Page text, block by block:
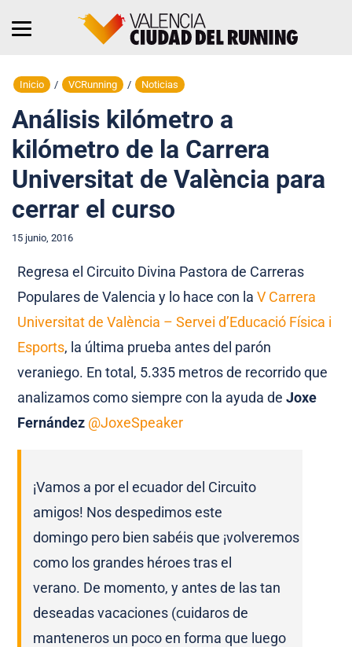
Inicio / VCRunning / Noticias
Análisis kilómetro a
kilómetro de la Carrera
Universitat de València para
cerrar el curso
15 junio, 2016
Regresa el Circuito Divina Pastora de Carreras
Populares de Valencia y lo hace con laV Carrera
Universitat de València – Servei d’Educació Física i
Esports, la última prueba antes del parón
veraniego. En total, 5.335 metros de recorrido que
analizamos como siempre con la ayuda deJoxe
Fernández @JoxeSpeaker
¡Vamos a por el ecuador del Circuito
amigos! Nos despedimos este
domingo pero bien sabéis que ¡volveremos
como los grandes héroes tras el
verano. De momento, y antes de las tan
deseadas vacaciones (cuidaros de
manteneros un poco en forma que luego